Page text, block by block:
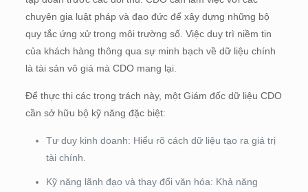
chuyên gia luật pháp và đạo đức để xây dựng những bộ
quy tắc ứng xử trong môi trường số. Việc duy trì niềm tin
của khách hàng thông qua sự minh bạch về dữ liệu chính
là tài sản vô giá mà CDO mang lại.
Để thực thi các trọng trách này, một Giám đốc dữ liệu CDO
cần sở hữu bộ kỹ năng đặc biệt:
Tư duy kinh doanh: Hiểu rõ cách dữ liệu tạo ra giá trị
tài chính.
Kỹ năng lãnh đạo và thay đổi văn hóa: Khả năng